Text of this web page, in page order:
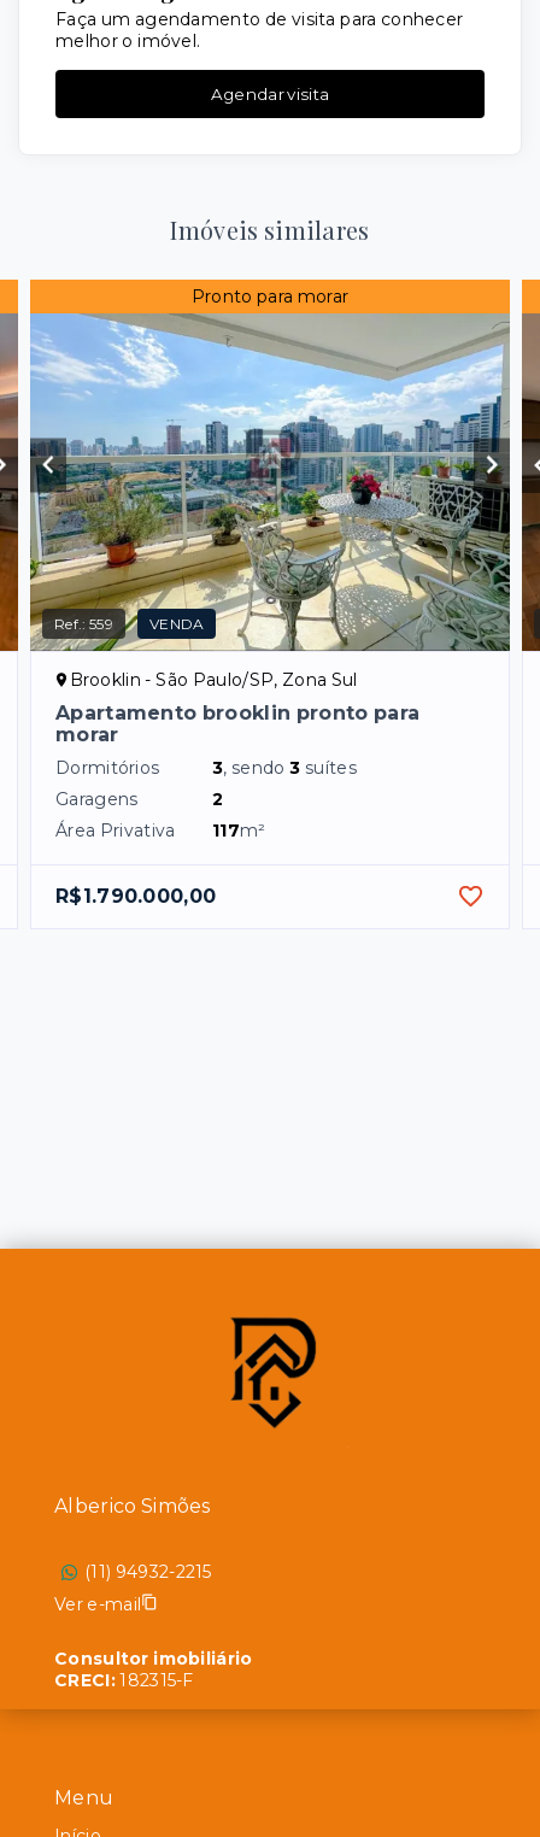
Faça um agendamento de visita para conhecer
melhor o imóvel.
Agendar visita
Imóveis similares
Pronto para morar
Ref.:559 VENDA
Brooklin - São Paulo/SP, Zona Sul
Apartamento brooklin pronto para
morar
Dormitórios 3, sendo3 suítes
Garagens
2
Área Privativa
117m²
R$1.790.000,00
Menu
Alberico Simões
(11) 94932-2215
Ver e-mail
Consultor imobiliário
CRECI:182315-F